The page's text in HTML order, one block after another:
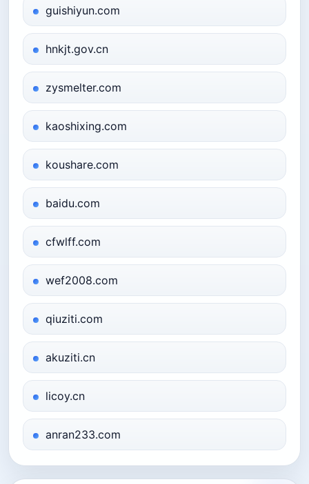
guishiyun.com
hnkjt.gov.cn
zysmelter.com
kaoshixing.com
koushare.com
baidu.com
cfwlff.com
wef2008.com
qiuziti.com
akuziti.cn
licoy.cn
anran233.com